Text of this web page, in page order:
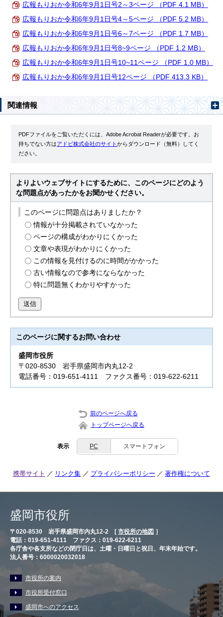
広報もりおか令和6年9月1日号2～3ページ （PDF 4.1 MB）
広報もりおか令和6年9月1日号4～5ページ （PDF 5.2 MB）
広報もりおか令和6年9月1日号6～7ページ （PDF 1.7 MB）
広報もりおか令和6年9月1日号8~9ページ （PDF 1.2 MB）
広報もりおか令和6年9月1日号10~11ページ （PDF 1.0 MB）
広報もりおか令和6年9月1日号12ページ （PDF 413.3 KB）
関連情報
PDFファイルをご覧いただくには、Adobe Acrobat Readerが必要です。お
持ちでない方はアドビ株式会社のサイトからダウンロード（無料）してく
ださい。
よりよいウェブサイトにするために、このページにどのよう
な問題点があったかをお聞かせください。
このページに問題点はありましたか？
情報が十分掲載されていなかった
ページの構成がわかりにくかった
文章や表現がわかりにくかった
この情報を見付けるのに時間がかかった
古い情報なので参考にならなかった
特に問題無くわかりやすかった
送信
このページに関するお問い合わせ
盛岡市役所
〒020-8530 岩手県盛岡市内丸12-2
電話番号：019-651-4111 ファクス番号：019-622-6211
前のページへ戻る
トップページへ戻る
表示 PC スマートフォン
携帯サイト リンク集 プライバシーポリシー 著作権について
盛岡市役所
〒020-8530 岩手県盛岡市内丸12-2 [ 市役所の地図 ］
電話：019-651-4111 ファクス：019-622-6211
各庁舎や各支所などの閉庁日は、土曜・日曜日と祝日、年末年始です。
法人番号：6000020032018
市役所の案内
市役所受付窓口
盛岡市へのアクセス